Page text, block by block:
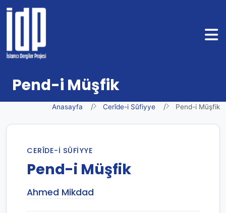
Pend-i Müşfik
Anasayfa Cerîde-i Sûfiyye Pend-i Müşfik
CERÎDE-I SÛFIYYE
Pend-i Müşfik
Ahmed Mikdad